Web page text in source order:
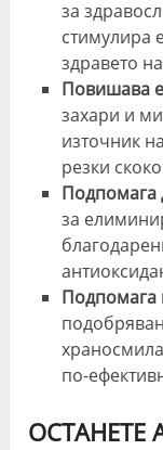
за
стимулира
здравето
Повишава
захари и
източник
резки
Подпомага
за
Подпомага
по-
ОСТАНЕТЕ